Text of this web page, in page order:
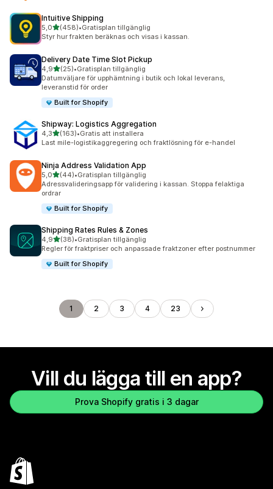
Intuitive Shipping
5,0av 5 stjärnor
(458)
458 recensioner totalt
•Gratisplan tillgänglig
Styr hur frakten beräknas och visas i kassan.
Delivery Date Time Slot Pickup
4,9av 5 stjärnor
(25)
25 recensioner totalt
•Gratisplan tillgänglig
Datumväljare för upphämtning i butik och lokal leverans,
leveranstid för order
Built for Shopify
Shipway: Logistics Aggregation
4,3av 5 stjärnor
(163)
163 recensioner totalt
•Gratis att installera
Last mile-logistikaggregering och fraktlösning för e-handel
Ninja Address Validation App
5,0av 5 stjärnor
(44)
44 recensioner totalt
•Gratisplan tillgänglig
Adressvalideringsapp för validering i kassan. Stoppa felaktiga
ordrar
Built for Shopify
Shipping Rates Rules & Zones
4,9av 5 stjärnor
(38)
38 recensioner totalt
•Gratisplan tillgänglig
Regler för fraktpriser och anpassade fraktzoner efter postnummer
Built for Shopify
1 2 3 4 23
Vill du lägga till en app?
Prova Shopify gratis i 3 dagar